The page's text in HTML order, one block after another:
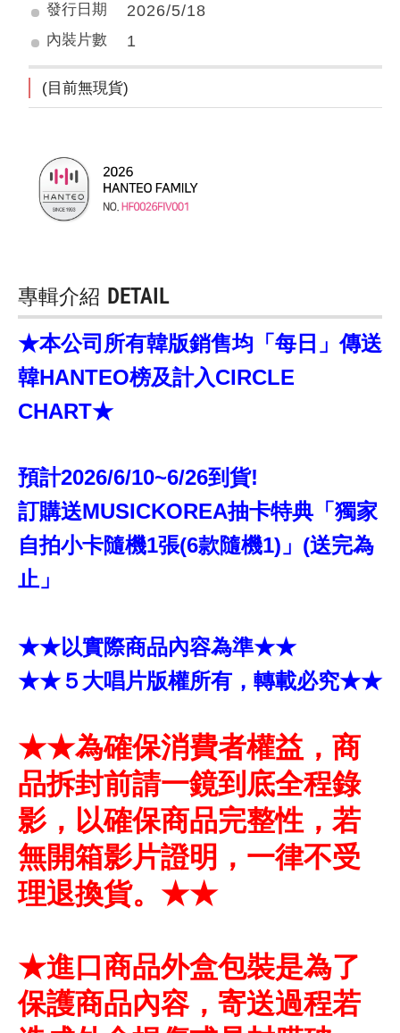
發行日期
2026/5/18
內裝片數 1
(目前無現貨)
專輯介紹 DETAIL
★本公司所有韓版銷售均「每日」傳送
韓HANTEO榜及計入CIRCLE
CHART★
預計2026/6/10~6/26到貨!
訂購送MUSICKOREA抽卡特典「獨家
自拍小卡隨機1張(6款隨機1)」(送完為
止」
★★以實際商品內容為準★★
★★５大唱片版權所有，轉載必究★★
★★為確保消費者權益，商
品拆封前請一鏡到底全程錄
影，以確保商品完整性，若
無開箱影片證明，一律不受
理退換貨。★★
★進口商品外盒包裝是為了
保護商品內容，寄送過程若